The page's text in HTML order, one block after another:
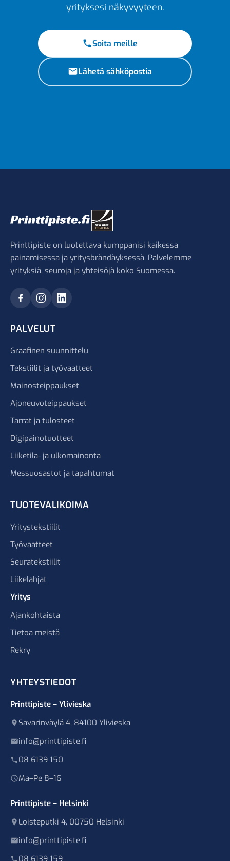
yrityksesi näkyvyyteen.
Soita meille
Lähetä sähköpostia
Printtipiste on luotettava kumppanisi kaikessa
painamisessa ja yritysbrändäyksessä. Palvelemme
yrityksiä, seuroja ja yhteisöjä koko Suomessa.
PALVELUT
Graafinen suunnittelu
Tekstiilit ja työvaatteet
Mainosteippaukset
Ajoneuvoteippaukset
Tarrat ja tulosteet
Digipainotuotteet
Liiketila- ja ulkomainonta
Messuosastot ja tapahtumat
TUOTEVALIKOIMA
Yritystekstiilit
Työvaatteet
Seuratekstiilit
Liikelahjat
Yritys
Ajankohtaista
Tietoa meistä
Rekry
YHTEYSTIEDOT
Printtipiste – Ylivieska
Savarinväylä 4, 84100 Ylivieska
info@printtipiste.fi
08 6139 150
Ma–Pe 8–16
Printtipiste – Helsinki
Loisteputki 4, 00750 Helsinki
info@printtipiste.fi
08 6139 159